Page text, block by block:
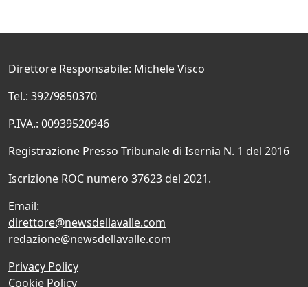
Direttore Responsabile: Michele Visco
Tel.: 392/9850370
P.IVA.: 00939520946
Registrazione Presso Tribunale di Isernia N. 1 del 2016
Iscrizione ROC numero 37623 del 2021.
Email:
direttore@newsdellavalle.com
redazione@newsdellavalle.com
Privacy Policy
Cookie Policy